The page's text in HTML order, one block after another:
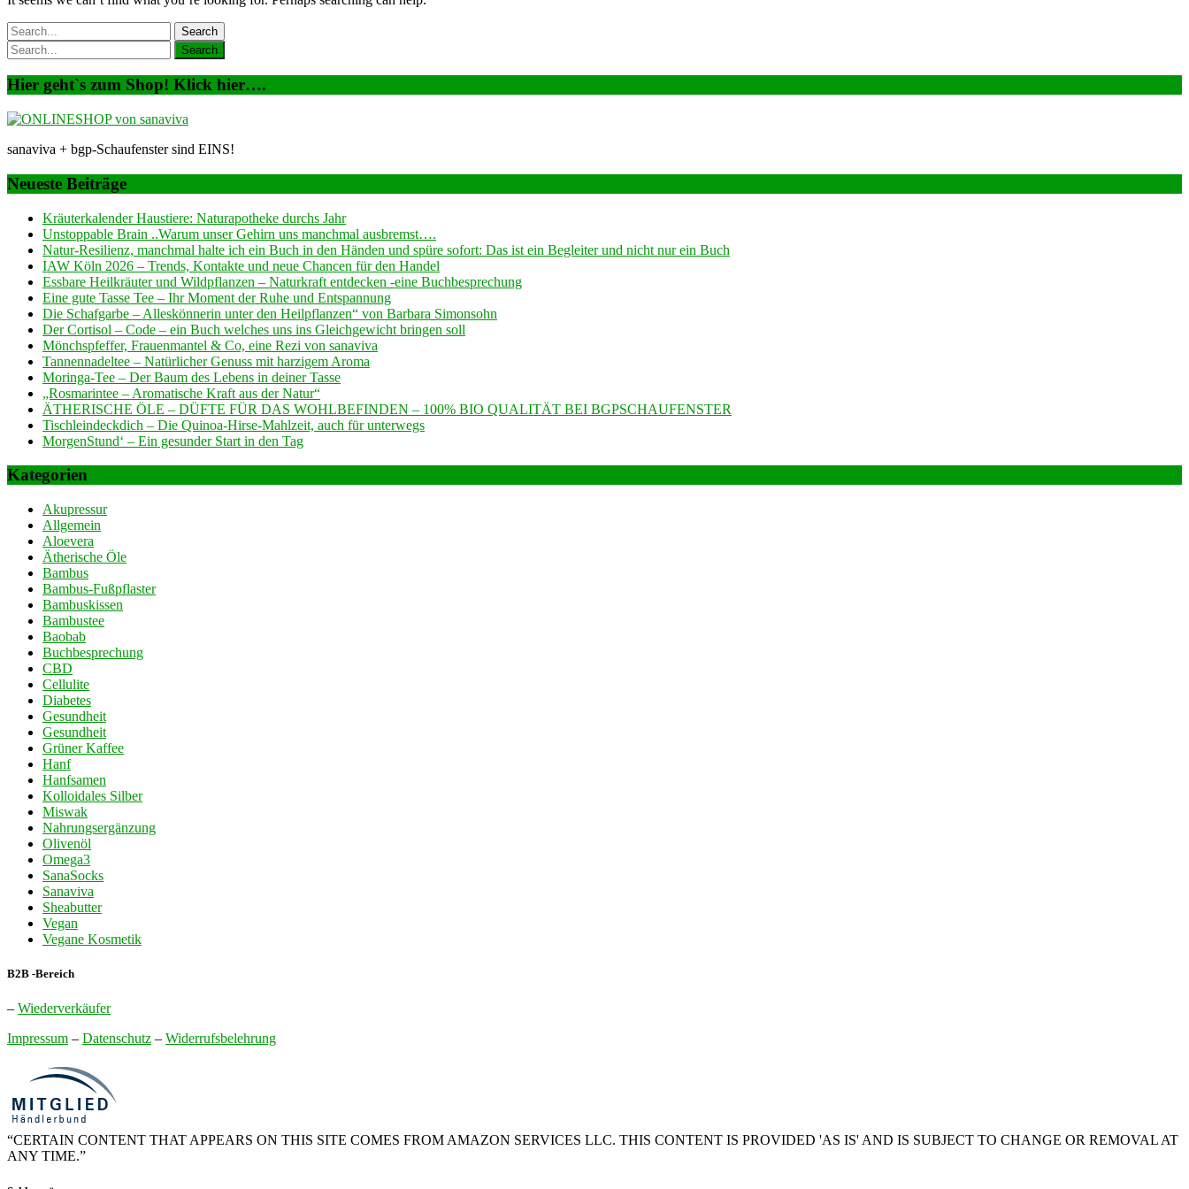
Hier geht`s zum Shop! Klick hier….
sanaviva + bgp-Schaufenster sind EINS!
Neueste Beiträge
Kräuterkalender Haustiere: Naturapotheke durchs Jahr
Unstoppable Brain ..Warum unser Gehirn uns manchmal ausbremst….
Natur-Resilienz, manchmal halte ich ein Buch in den Händen und spüre sofort: Das ist ein Begleiter und nicht nur ein Buch
IAW Köln 2026 – Trends, Kontakte und neue Chancen für den Handel
Essbare Heilkräuter und Wildpflanzen – Naturkraft entdecken -eine Buchbesprechung
Eine gute Tasse Tee – Ihr Moment der Ruhe und Entspannung
Die Schafgarbe – Alleskönnerin unter den Heilpflanzen“ von Barbara Simonsohn
Der Cortisol – Code – ein Buch welches uns ins Gleichgewicht bringen soll
Mönchspfeffer, Frauenmantel & Co, eine Rezi von sanaviva
Tannennadeltee – Natürlicher Genuss mit harzigem Aroma
Moringa-Tee – Der Baum des Lebens in deiner Tasse
„Rosmarintee – Aromatische Kraft aus der Natur“
ÄTHERISCHE ÖLE – DÜFTE FÜR DAS WOHLBEFINDEN – 100% BIO QUALITÄT BEI BGPSCHAUFENSTER
Tischleindeckdich – Die Quinoa-Hirse-Mahlzeit, auch für unterwegs
MorgenStund‘ – Ein gesunder Start in den Tag
Kategorien
Akupressur
Allgemein
Aloevera
Ätherische Öle
Bambus
Bambus-Fußpflaster
Bambuskissen
Bambustee
Baobab
Buchbesprechung
CBD
Cellulite
Diabetes
Gesundheit
Gesundheit
Grüner Kaffee
Hanf
Hanfsamen
Kolloidales Silber
Miswak
Nahrungsergänzung
Olivenöl
Omega3
SanaSocks
Sanaviva
Sheabutter
Vegan
Vegane Kosmetik
B2B -Bereich
– Wiederverkäufer
Impressum – Datenschutz – Widerrufsbelehrung
“CERTAIN CONTENT THAT APPEARS ON THIS SITE COMES FROM AMAZON SERVICES LLC. THIS CONTENT IS PROVIDED 'AS IS' AND IS SUBJECT TO CHANGE OR REMOVAL AT
ANY TIME.”